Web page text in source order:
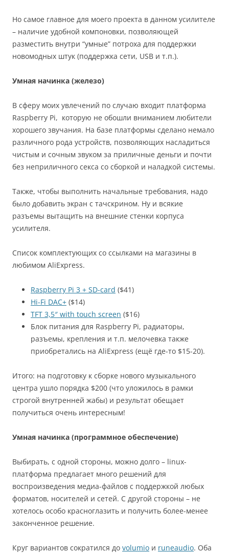
Но самое главное для моего проекта в данном усилителе
– наличие удобной компоновки, позволяющей
разместить внутри “умные” потроха для поддержки
новомодных штук (поддержка сети, USB и т.п.).
Умная начинка (железо)
В сферу моих увлечений по случаю входит платформа
Raspberry Pi, которую не обошли вниманием любители
хорошего звучания. На базе платформы сделано немало
различного рода устройств, позволяющих насладиться
чистым и сочным звуком за приличные деньги и почти
без неприличного секса со сборкой и наладкой системы.
Также, чтобы выполнить начальные требования, надо
было добавить экран с тачскрином. Ну и всякие
разъемы вытащить на внешние стенки корпуса
усилителя.
Список комплектующих со ссылками на магазины в
любимом AliExpress.
Raspberry Pi 3 + SD-card ($41)
Hi-Fi DAC+ ($14)
TFT 3,5″ with touch screen ($16)
Блок питания для Raspberry Pi, радиаторы,
разъемы, крепления и т.п. мелочевка также
приобретались на AliExpress (ещё где-то $15-20).
Итого: на подготовку к сборке нового музыкального
центра ушло порядка $200 (что уложилось в рамки
строгой внутренней жабы) и результат обещает
получиться очень интересным!
Умная начинка (программное обеспечение)
Выбирать, с одной стороны, можно долго – linux-
платформа предлагает много решений для
воспроизведения медиа-файлов с поддержкой любых
форматов, носителей и сетей. С другой стороны – не
хотелось особо красноглазить и получить более-менее
законченное решение.
Круг вариантов сократился до volumio и runeaudio. Оба